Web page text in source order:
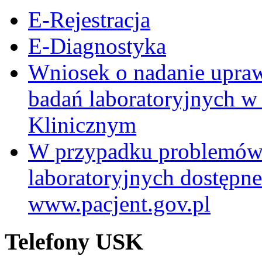
E-Rejestracja
E-Diagnostyka
Wniosek o nadanie
badań laboratoryjnych
Klinicznym
W przypadku
laboratoryjnych
www.pacjent.gov.pl
Telefony USK